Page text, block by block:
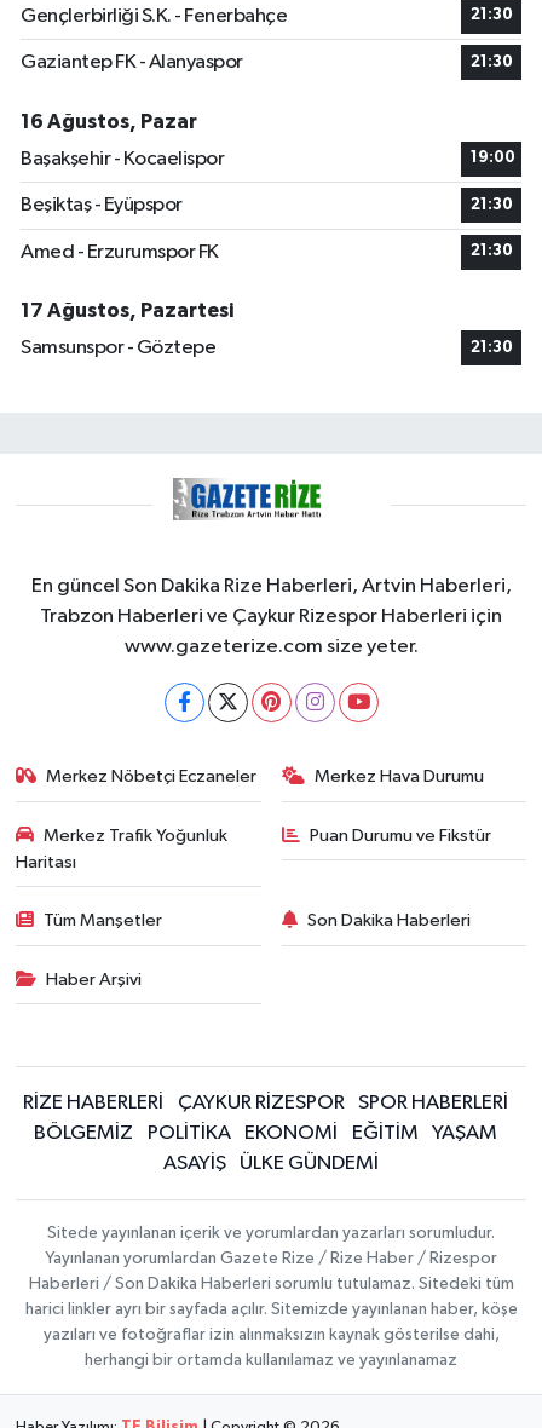
Gençlerbirliği S.K. - Fenerbahçe 21:30
Gaziantep FK - Alanyaspor 21:30
16 Ağustos, Pazar
Başakşehir - Kocaelispor
19:00
Beşiktaş - Eyüpspor 21:30
Amed - Erzurumspor FK 21:30
17 Ağustos, Pazartesi
Samsunspor - Göztepe
21:30
En güncel Son Dakika Rize Haberleri, Artvin Haberleri,
Trabzon Haberleri ve Çaykur Rizespor Haberleri için
www.gazeterize.com size yeter.
Merkez Nöbetçi Eczaneler Merkez Hava Durumu
Merkez Trafik Yoğunluk
Haritası
Puan Durumu ve Fikstür
Tüm Manşetler Son Dakika Haberleri
Haber Arşivi
RİZE HABERLERİ ÇAYKUR RİZESPOR
SPOR HABERLERİ
BÖLGEMİZ
POLİTİKA EKONOMİ EĞİTİM
YAŞAM
ASAYİŞ
ÜLKE GÜNDEMİ
Sitede yayınlanan içerik ve yorumlardan yazarları sorumludur.
Yayınlanan yorumlardan Gazete Rize / Rize Haber / Rizespor
Haberleri / Son Dakika Haberleri sorumlu tutulamaz. Sitedeki tüm
harici linkler ayrı bir sayfada açılır. Sitemizde yayınlanan haber, köşe
yazıları ve fotoğraflar izin alınmaksızın kaynak gösterilse dahi,
herhangi bir ortamda kullanılamaz ve yayınlanamaz